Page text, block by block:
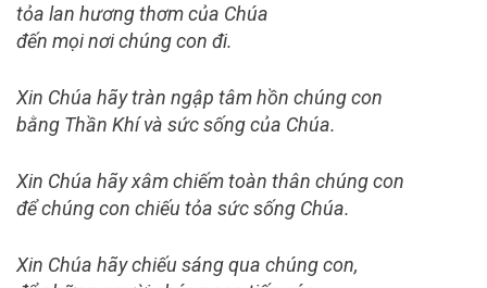
tỏa lan hương thơm của Chúa
đến mọi nơi chúng con đi.
Xin Chúa hãy tràn ngập tâm hồn chúng con
bằng Thần Khí và sức sống của Chúa.
Xin Chúa hãy xâm chiếm toàn thân chúng con
để chúng con chiếu tỏa sức sống Chúa.
Xin Chúa hãy chiếu sáng qua chúng con,